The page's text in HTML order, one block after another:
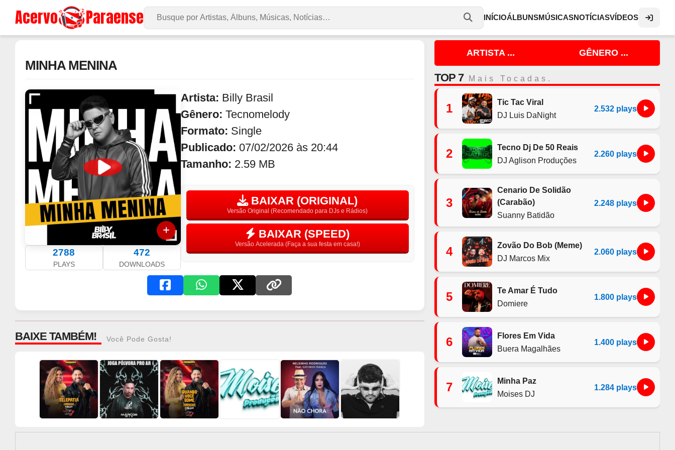
Acervo Paraense Buscar no Site
INÍCIOÁLBUNSMÚSICASNOTÍCIASVÍDEOS
MINHA MENINA
2788
PLAYS
472
DOWNLOADS
Artista: Billy Brasil
Gênero: Tecnomelody
Formato: Single
Publicado: 07/02/2026 às 20:44
Tamanho: 2.59 MB
BAIXAR (ORIGINAL)
Versão Original (Recomendado para DJs e Rádios)
BAIXAR (SPEED)
Versão Acelerada (Faça a sua festa em casa!)
BAIXE TAMBÉM! Você Pode Gosta!
ARTISTA ... GÊNERO ...
TOP 7 Mais Tocadas.
1
Tic Tac Viral
DJ Luis DaNight
2.532 plays
2
Tecno Dj De 50 Reais
DJ Aglison Produções
2.260 plays
3
Cenario De Solidão
(Carabão)
Suanny Batidão
2.248 plays
4
Zovão Do Bob (Meme)
DJ Marcos Mix
2.060 plays
5
Te Amar É Tudo
Domiere
1.800 plays
6
Flores Em Vida
Buera Magalhães
1.400 plays
7
Minha Paz
Moises DJ
1.284 plays